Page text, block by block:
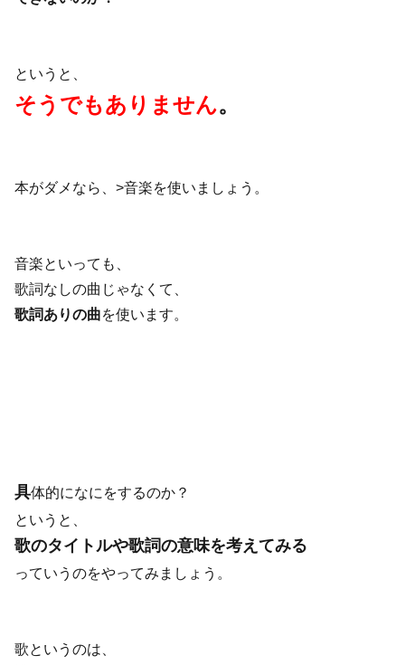
というと、
そうでもありません。
本がダメなら、>音楽を使いましょう。
音楽といっても、
歌詞なしの曲じゃなくて、
歌詞ありの曲を使います。
具体的になにをするのか？
というと、
歌のタイトルや歌詞の意味を考えてみる
っていうのをやってみましょう。
歌というのは、